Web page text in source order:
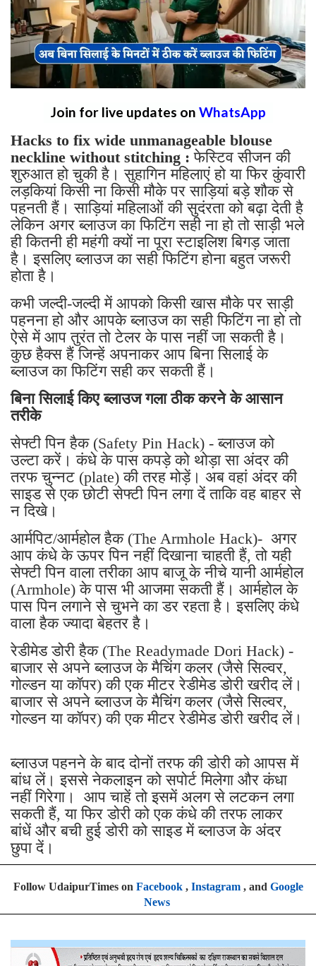
Join for live updates on WhatsApp
Hacks to fix wide unmanageable blouse
neckline without stitching :फेस्टिव सीजन की
शुरुआत हो चुकी है। सुहागिन महिलाएं हो या फिर कुंवारी
लड़कियां किसी ना किसी मौके पर साड़ियां बड़े शौक से
पहनती हैं। साड़ियां महिलाओं की सुदंरता को बढ़ा देती है
लेकिन अगर ब्लाउज का फिटिंग सही ना हो तो साड़ी भले
ही कितनी ही महंगी क्यों ना पूरा स्टाइलिश बिगड़ जाता
है। इसलिए ब्लाउज का सही फिटिंग होना बहुत जरूरी
होता है।
कभी जल्दी-जल्दी में आपको किसी खास मौके पर साड़ी
पहनना हो और आपके ब्लाउज का सही फिटिंग ना हो तो
ऐसे में आप तुरंत तो टेलर के पास नहीं जा सकती है।
कुछ हैक्स हैं जिन्हें अपनाकर आप बिना सिलाई के
ब्लाउज का फिटिंग सही कर सकती हैं।
बिना सिलाई किए ब्लाउज गला ठीक करने के आसान
तरीके
सेफ्टी पिन हैक (Safety Pin Hack) - ब्लाउज को
उल्टा करें। कंधे के पास कपड़े को थोड़ा सा अंदर की
तरफ चुन्नट (plate) की तरह मोड़ें। अब वहां अंदर की
साइड से एक छोटी सेफ्टी पिन लगा दें ताकि वह बाहर से
न दिखे।
आर्मपिट/आर्महोल हैक (The Armhole Hack)- अगर
आप कंधे के ऊपर पिन नहीं दिखाना चाहती हैं, तो यही
सेफ्टी पिन वाला तरीका आप बाजू के नीचे यानी आर्महोल
(Armhole) के पास भी आजमा सकती हैं। आर्महोल के
पास पिन लगाने से चुभने का डर रहता है। इसलिए कंधे
वाला हैक ज्यादा बेहतर है।
रेडीमेड डोरी हैक (The Readymade Dori Hack) -
बाजार से अपने ब्लाउज के मैचिंग कलर (जैसे सिल्वर,
गोल्डन या कॉपर) की एक मीटर रेडीमेड डोरी खरीद लें।
बाजार से अपने ब्लाउज के मैचिंग कलर (जैसे सिल्वर,
गोल्डन या कॉपर) की एक मीटर रेडीमेड डोरी खरीद लें।
ब्लाउज पहनने के बाद दोनों तरफ की डोरी को आपस में
बांध लें। इससे नेकलाइन को सपोर्ट मिलेगा और कंधा
नहीं गिरेगा। आप चाहें तो इसमें अलग से लटकन लगा
सकती हैं, या फिर डोरी को एक कंधे की तरफ लाकर
बांधें और बची हुई डोरी को साइड में ब्लाउज के अंदर
छुपा दें।
Follow UdaipurTimes on Facebook, Instagram, and Google
News